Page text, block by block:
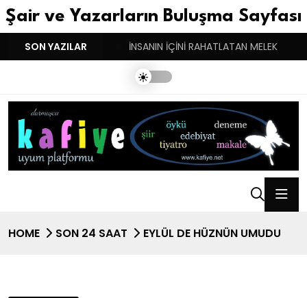
Şair ve Yazarların Buluşma Sayfası
SON YAZILAR
BASARINDIR! İNSANIN İÇİNİ RAHATLATAN MELEK
HOME SON 24 SAAT EYLÜL DE HÜZNÜN UMUDU